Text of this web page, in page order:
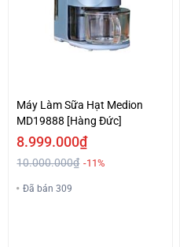
Máy Làm Sữa Hạt Medion
MD19888 [Hàng Đức]
8.999.000₫
10.000.000₫ -11%
Đã bán 309